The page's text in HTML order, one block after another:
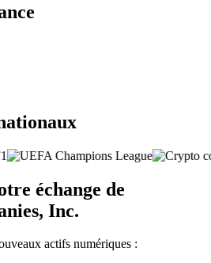
échange de
Inc.
actifs numériques :